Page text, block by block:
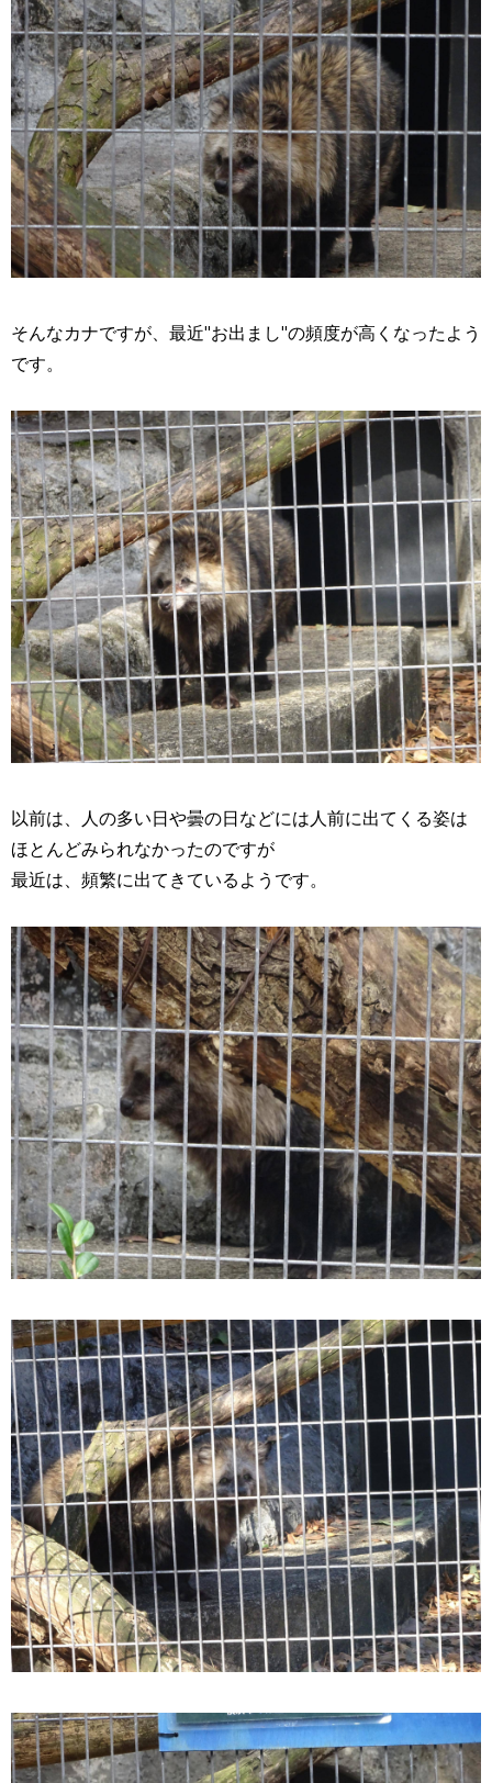
そんなカナですが、最近"お出まし"の頻度が高くなったよう
です。
以前は、人の多い日や曇の日などには人前に出てくる姿は
ほとんどみられなかったのですが
最近は、頻繁に出てきているようです。